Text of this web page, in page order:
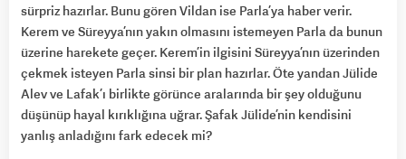
sürpriz hazırlar. Bunu gören Vildan ise Parla’ya haber verir.
Kerem ve Süreyya’nın yakın olmasını istemeyen Parla da bunun
üzerine harekete geçer. Kerem’in ilgisini Süreyya’nın üzerinden
çekmek isteyen Parla sinsi bir plan hazırlar. Öte yandan Jülide
Alev ve Lafak’ı birlikte görünce aralarında bir şey olduğunu
düşünüp hayal kırıklığına uğrar. Şafak Jülide’nin kendisini
yanlış anladığını fark edecek mi?